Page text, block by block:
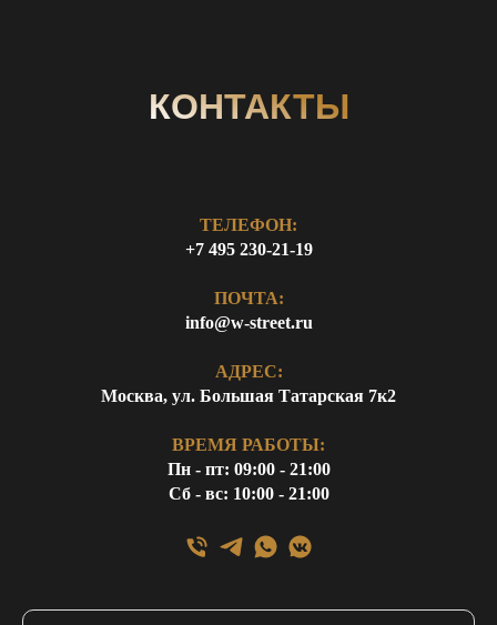
КОНТАКТЫ
ТЕЛЕФОН:
+7 495 230-21-19
ПОЧТА:
info@w-street.ru
АДРЕС:
Москва, ул. Большая Татарская 7к2
ВРЕМЯ РАБОТЫ:
Пн - пт: 09:00 - 21:00
Сб - вс: 10:00 - 21:00